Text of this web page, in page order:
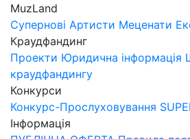
MuzLand
Супернові Артисти Меценати
Краудфандинг
Проекти Юридична інформація
краудфандингу
Конкурси
Конкурс-Прослуховування
Інформація